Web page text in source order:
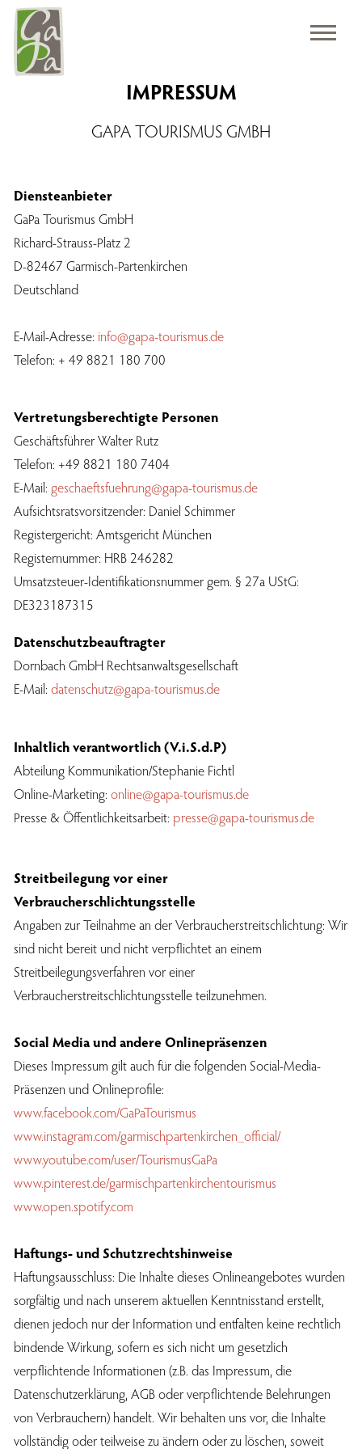
IMPRESSUM
GAPA TOURISMUS GMBH
Diensteanbieter
GaPa Tourismus GmbH
Richard-Strauss-Platz 2
D-82467 Garmisch-Partenkirchen
Deutschland
E-Mail-Adresse: info@gapa-tourismus.de
Telefon: + 49 8821 180 700
Vertretungsberechtigte Personen
Geschäftsführer Walter Rutz
Telefon: +49 8821 180 7404
E-Mail: geschaeftsfuehrung@gapa-tourismus.de
Aufsichtsratsvorsitzender: Daniel Schimmer
Registergericht: Amtsgericht München
Registernummer: HRB 246282
Umsatzsteuer-Identifikationsnummer gem. § 27a UStG:
DE323187315
Datenschutzbeauftragter
Dornbach GmbH Rechtsanwaltsgesellschaft
E-Mail: datenschutz@gapa-tourismus.de
Inhaltlich verantwortlich (V.i.S.d.P)
Abteilung Kommunikation/Stephanie Fichtl
Online-Marketing: online@gapa-tourismus.de
Presse & Öffentlichkeitsarbeit: presse@gapa-tourismus.de
Streitbeilegung vor einer
Verbraucherschlichtungsstelle
Angaben zur Teilnahme an der Verbraucherstreitschlichtung: Wir
sind nicht bereit und nicht verpflichtet an einem
Streitbeilegungsverfahren vor einer
Verbraucherstreitschlichtungsstelle teilzunehmen.
Social Media und andere Onlinepräsenzen
Dieses Impressum gilt auch für die folgenden Social-Media-
Präsenzen und Onlineprofile:
www.facebook.com/GaPaTourismus
www.instagram.com/garmischpartenkirchen_official/
www.youtube.com/user/TourismusGaPa
www.pinterest.de/garmischpartenkirchentourismus
www.open.spotify.com
Haftungs- und Schutzrechtshinweise
Haftungsausschluss: Die Inhalte dieses Onlineangebotes wurden
sorgfältig und nach unserem aktuellen Kenntnisstand erstellt,
dienen jedoch nur der Information und entfalten keine rechtlich
bindende Wirkung, sofern es sich nicht um gesetzlich
verpflichtende Informationen (z.B. das Impressum, die
Datenschutzerklärung, AGB oder verpflichtende Belehrungen
von Verbrauchern) handelt. Wir behalten uns vor, die Inhalte
vollständig oder teilweise zu ändern oder zu löschen, soweit